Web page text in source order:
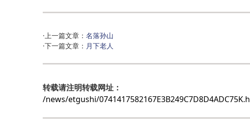
·上一篇文章： 名落孙山
·下一篇文章： 月下老人
转载请注明转载网址：
/news/etgushi/